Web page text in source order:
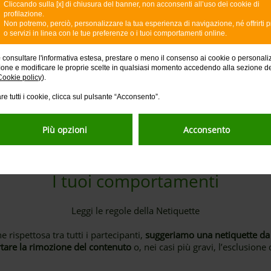
Cliccando sulla [x] di chiusura del banner, non acconsenti all’uso dei cookie di
profilazione.
Non potremo, perciò, personalizzare la tua esperienza di navigazione, né offrirti
o servizi in linea con le tue preferenze o i tuoi comportamenti online.
consultare l'informativa estesa, prestare o meno il consenso ai cookie o
e modificare le proprie scelte in qualsiasi momento accedendo alla sezione
policy).
tutti i cookie, clicca sul pulsante “Acconsento”.
Più opzioni Acconsento
dei prodotti e servizi citati è necessario consultare i fogli
banca e presso le filiali italiane.
Vuoi presentare un reclamo?
inviare una comunicazione scritta per posta ordinaria a
un’email alla casella di posta elettronica
reclami@pec.intesasanpaolo; è anche disponibile il
I tuoi comportamenti
Leggi le regole della Netiquette
rispettosa tra tutti i partecipanti, suggeriamo una netiquette
la rimozione del contenuto o, nei casi più gravi, l’esclusione